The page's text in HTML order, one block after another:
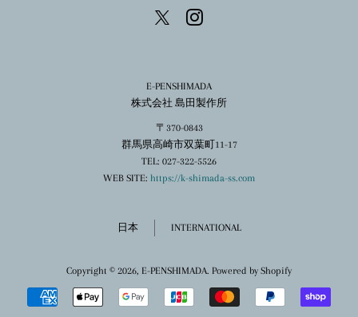
E-PENSHIMADA
株式会社 島田製作所
〒370-0843
群馬県高崎市双葉町11-17
TEL: 027-322-5526
WEB SITE: https://k-shimada-ss.com
日本 INTERNATIONAL
Copyright © 2026, E-PENSHIMADA. Powered by Shopify
お